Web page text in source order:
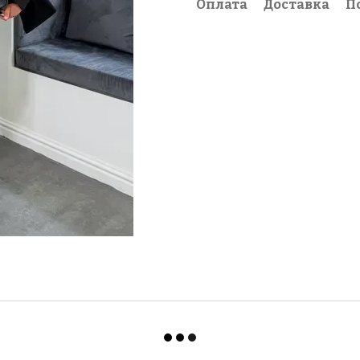
Оплата Доставка